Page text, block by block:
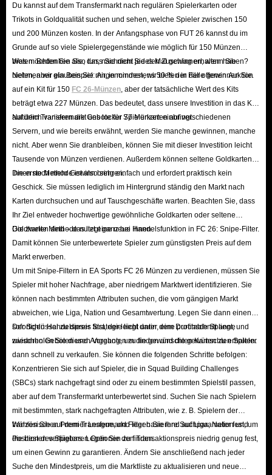
Du kannst auf dem Transfermarkt nach regulären Spielerkarten oder
Trikots in Goldqualität suchen und sehen, welche Spieler zwischen 150
und 200 Münzen kosten. In der Anfangsphase von FUT 26 kannst du im
Grunde auf so viele Spielergegenstände wie möglich für 150 Münzen
bieten. Bedenken Sie, dass Sie nicht jedes Mal gewinnen, wenn Sie
bieten, aber glauben Sie mir, in mindestens 50 % der Fälle gewinnen Sie.
Was möchten Sie also tun, nachdem Sie den Zuschlag erhalten haben?
Nehmen wir ein Beispiel: Angenommen, wir bieten in der offenen Auktion
auf ein Kit für 150 FC 26-Münzen , aber der tatsächliche Wert des Kits
beträgt etwa 227 Münzen. Das bedeutet, dass unsere Investition in das Kit
auf dem Transfermarkt uns locker 77 Münzen einbringt.
Natürlich variieren die Gebote für Spielerkarten auf verschiedenen
Servern, und wie bereits erwähnt, werden Sie manche gewinnen, manche
nicht. Aber wenn Sie dranbleiben, können Sie mit dieser Investition leicht
Tausende von Münzen verdienen. Außerdem können seltene Goldkarten
Ihnen noch mehr Gewinn bringen.
Die erste Methode ist also sehr einfach und erfordert praktisch kein
Geschick. Sie müssen lediglich im Hintergrund ständig den Markt nach
Karten durchsuchen und auf Tauschgeschäfte warten. Beachten Sie, dass
Ihr Ziel entweder hochwertige gewöhnliche Goldkarten oder seltene
Goldkarten sind – das liegt ganz bei Ihnen.
Die zweite Methode nutzt eine neue Handelsfunktion in FC 26: Snipe-Filter.
Damit können Sie unterbewertete Spieler zum günstigsten Preis auf dem
Markt erwerben.
Um mit Snipe-Filtern in EA Sports FC 26 Münzen zu verdienen, müssen Sie
Spieler mit hoher Nachfrage, aber niedrigem Marktwert identifizieren. Sie
können nach bestimmten Attributen suchen, die vom gängigen Markt
abweichen, wie Liga, Nation und Gesamtwertung. Legen Sie dann einen
sofortigen Handelspreis fest, der leicht unter dem Durchschnitt liegt, und
wiederholen Sie diesen Vorgang, um die gewünschten Karten zu erhalten.
Der Schlüssel zu dieser Strategie liegt darin, eine profitable Spanne
zwischen Geboten und Angeboten zu finden und die gewünschten Spieler
dann schnell zu verkaufen. Sie können die folgenden Schritte befolgen:
Konzentrieren Sie sich auf Spieler, die in Squad Building Challenges
(SBCs) stark nachgefragt sind oder zu einem bestimmten Spielstil passen,
aber auf dem Transfermarkt unterbewertet sind. Suchen Sie nach Spielern
mit bestimmten, stark nachgefragten Attributen, wie z. B. Spielern der
französischen Premier League, und legen Sie Ihre Suchparameter fest, um
die besten verfügbaren Optionen zu finden.
Wählen Sie auf dem Transfermarkt Filter basierend auf Liga, Nation und
Position des Spielers. Legen Sie den Transaktionspreis niedrig genug fest,
um einen Gewinn zu garantieren. Ändern Sie anschließend nach jeder
Suche den Mindestpreis, um die Marktliste zu aktualisieren und neue